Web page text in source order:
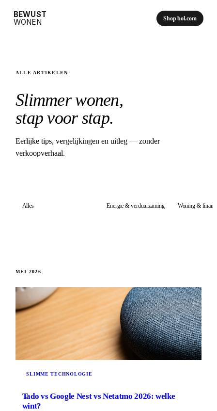
BEWUST
WONEN
Shop bol.com
ALLE ARTIKELEN
Slimmer wonen,
stap voor stap.
Eerlijke tips, vergelijkingen en uitleg — zonder
verkoopverhaal.
Alles Energie & verduurzaming Woning &
MEI 2026
SLIMME TECHNOLOGIE
Tado vs Google Nest vs Netatmo 2026: welke
wint?